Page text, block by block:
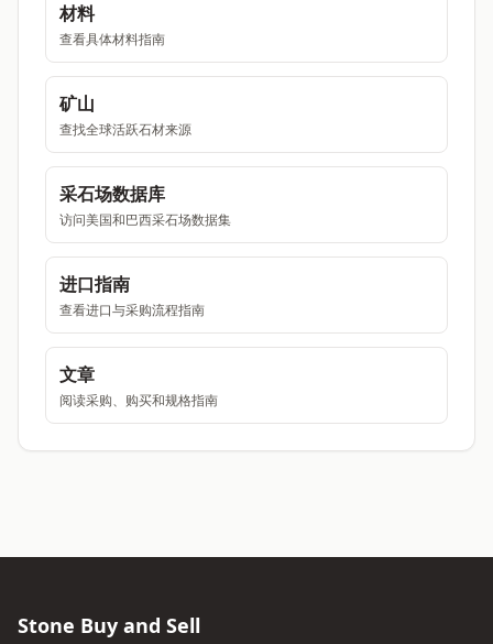
材料
查看具体材料指南
矿山
查找全球活跃石材来源
采石场数据库
访问美国和巴西采石场数据集
进口指南
查看进口与采购流程指南
文章
阅读采购、购买和规格指南
Stone Buy and Sell